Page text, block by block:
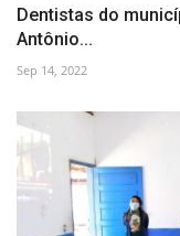
Dentistas do
Antônio...
Sep 14, 2022